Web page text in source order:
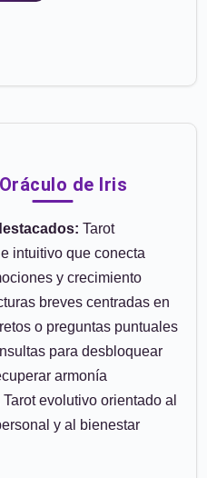
de Iris
Tarot
intuitivo que conecta
y crecimiento
breves centradas en
o preguntas puntuales
para desbloquear
armonía
evolutivo orientado al
y al bienestar